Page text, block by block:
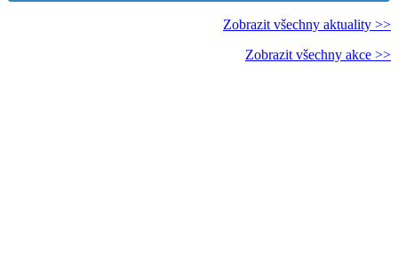
Zobrazit všechny aktuality >>
Zobrazit všechny akce >>